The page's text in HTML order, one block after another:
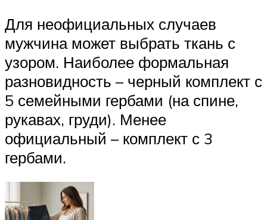
Для неофициальных случаев
мужчина может выбрать ткань с
узором. Наиболее формальная
разновидность – черный комплект с
5 семейными гербами (на спине,
рукавах, груди). Менее
официальный – комплект с 3
гербами.